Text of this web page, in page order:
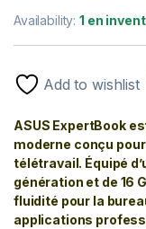
Availability:1 en
Add to wishlist
ASUS ExpertBook
moderne conçu
télétravail. Équipé
génération et de 16
fluidité pour la
applications